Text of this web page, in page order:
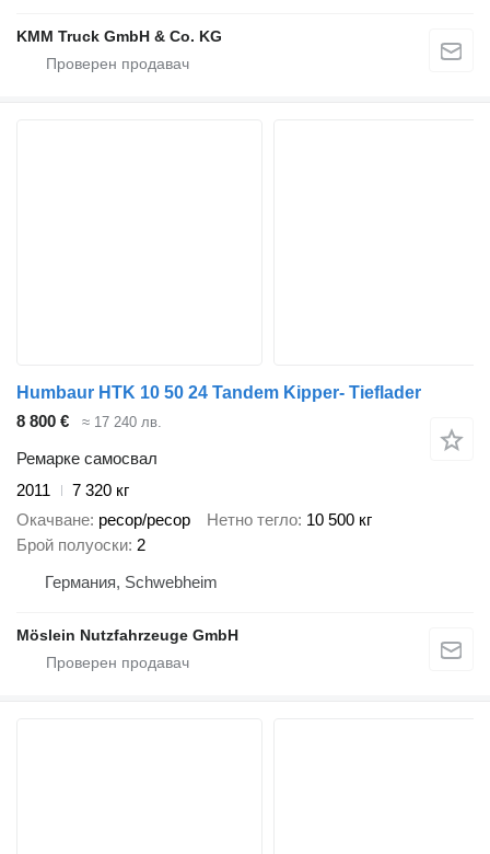
KMM Truck GmbH & Co. KG
Humbaur HTK 10 50 24 Tandem Kipper- Tieflader
8 800 €
≈ 17 240 лв.
Ремарке самосвал
2011
7 320 кг
Окачване ресор/ресор Нетно тегло 10 500 кг
Брой полуоски 2
Германия, Schwebheim
Möslein Nutzfahrzeuge GmbH